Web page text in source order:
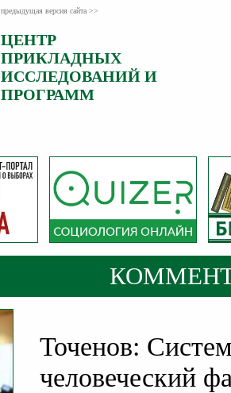
предыдущая версия сайта >>
ЦЕНТР
ПРИКЛАДНЫХ
ИССЛЕДОВАНИЙ И
ПРОГРАММ
Точенов:
человеческий